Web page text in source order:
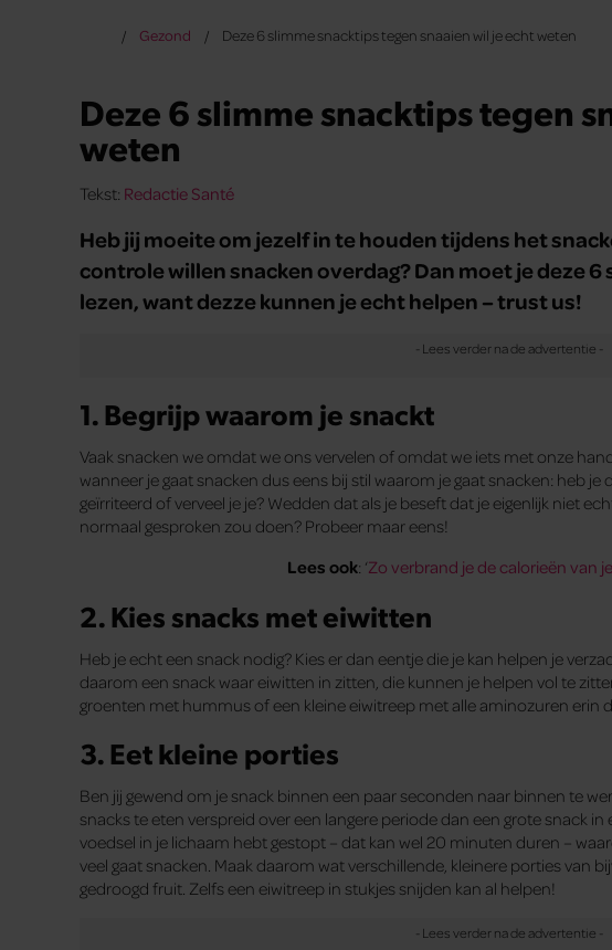
Gezond Deze 6 slimme snacktips tegen snaaien wil je echt weten
Deze 6 slimme snacktips tegen
weten
Tekst: Redactie Santé
Heb jij moeite om jezelf in te houden tijdens het
controle willen snacken overdag? Dan moet je deze
lezen, want dezze kunnen je echt helpen – trust us!
1. Begrijp waarom je snackt
Vaak snacken we omdat we ons vervelen of omdat we iets met onze
wanneer je gaat snacken dus eens bij stil waarom je gaat snacken: heb
geïrriteerd of verveel je je? Wedden dat als je beseft dat je eigenlijk niet
normaal gesproken zou doen? Probeer maar eens!
Lees ook: ‘Zo verbrand je de calorieën van
2. Kies snacks met eiwitten
Heb je echt een snack nodig? Kies er dan eentje die je kan helpen je
daarom een snack waar eiwitten in zitten, die kunnen je helpen vol te
groenten met hummus of een kleine eiwitreep met alle aminozuren erin
3. Eet kleine porties
Ben jij gewend om je snack binnen een paar seconden naar binnen te
snacks te eten verspreid over een langere periode dan een grote snack
voedsel in je lichaam hebt gestopt – dat kan wel 20 minuten duren –
veel gaat snacken. Maak daarom wat verschillende, kleinere porties van
gedroogd fruit. Zelfs een eiwitreep in stukjes snijden kan al helpen!